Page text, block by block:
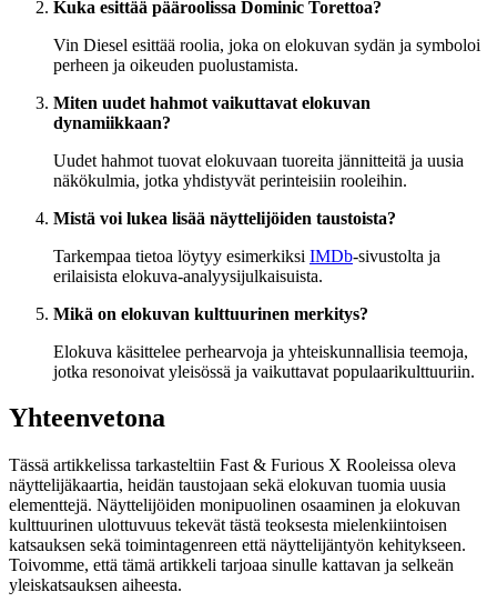
Kuka esittää pääroolissa Dominic Torettoa?
Vin Diesel esittää roolia, joka on elokuvan sydän ja symboloi
perheen ja oikeuden puolustamista.
Miten uudet hahmot vaikuttavat elokuvan
dynamiikkaan?
Uudet hahmot tuovat elokuvaan tuoreita jännitteitä ja uusia
näkökulmia, jotka yhdistyvät perinteisiin rooleihin.
Mistä voi lukea lisää näyttelijöiden taustoista?
Tarkempaa tietoa löytyy esimerkiksi IMDb-sivustolta ja
erilaisista elokuva-analyysijulkaisuista.
Mikä on elokuvan kulttuurinen merkitys?
Elokuva käsittelee perhearvoja ja yhteiskunnallisia teemoja,
jotka resonoivat yleisössä ja vaikuttavat populaarikulttuuriin.
Yhteenvetona
Tässä artikkelissa tarkasteltiin Fast & Furious X Rooleissa oleva
näyttelijäkaartia, heidän taustojaan sekä elokuvan tuomia uusia
elementtejä. Näyttelijöiden monipuolinen osaaminen ja elokuvan
kulttuurinen ulottuvuus tekevät tästä teoksesta mielenkiintoisen
katsauksen sekä toimintagenreen että näyttelijäntyön kehitykseen.
Toivomme, että tämä artikkeli tarjoaa sinulle kattavan ja selkeän
yleiskatsauksen aiheesta.